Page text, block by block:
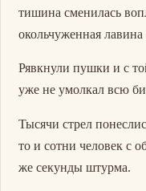
тишина сменилась
окольчуженная
Рявкнули пушки и с
уже не умолкал всю
Тысячи стрел
то и сотни человек с
же секунды штурма.